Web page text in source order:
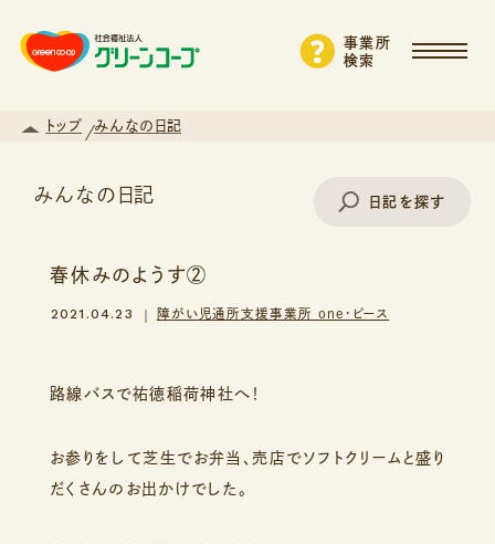
事業所
検索
トップ みんなの日記
みんなの日記 日記を探す
エリアから探す
支援・サービスから探す
春休みのようす②
2021.04.23 障がい児通所支援事業所 one・ピース
路線バスで祐徳稲荷神社へ！
お参りをして芝生でお弁当、売店でソフトクリームと盛り
だくさんのお出かけでした。